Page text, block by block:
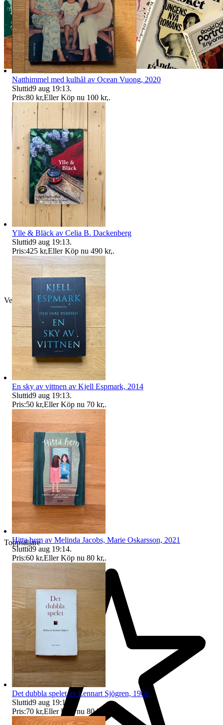
Verifierad
Toppsäljare
Natthimmel med kulhål av Ocean Vuong, 2020
Sluttid9 aug 19:13.
Pris:80 kr,Eller Köp nu 100 kr,.
Ylle & Bläck av Celia B. Dackenberg
Sluttid9 aug 19:13.
Pris:425 kr,Eller Köp nu 490 kr,.
En sky av vittnen av Kjell Espmark, 2014
Sluttid9 aug 19:13.
Pris:50 kr,Eller Köp nu 70 kr,.
Hitta hem av Melinda Jacobs, Marie Oskarsson, 2021
Sluttid9 aug 19:14.
Pris:60 kr,Eller Köp nu 80 kr,.
Det dubbla spelet av Lennart Sjögren, 1966
Sluttid9 aug 19:14
Pris:70 kr,Eller Köp nu 80 kr